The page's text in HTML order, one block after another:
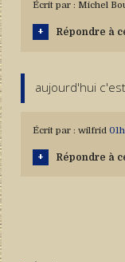
Écrit par : Michel
Répondre à
aujourd'hui
Écrit par : wilfrid
Répondre à